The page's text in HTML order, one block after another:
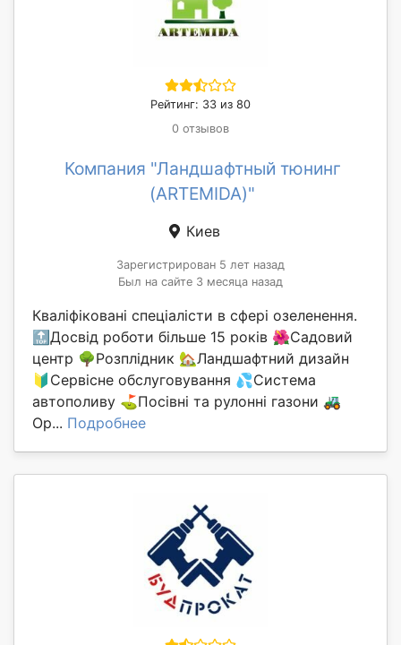
Рейтинг: 33 из 80
0 отзывов
Компания "Ландшафтный тюнинг
(ARTEMIDA)"
Киев
Зарегистрирован 5 лет назад
Был на сайте 3 месяца назад
Кваліфіковані спеціалісти в сфері озеленення.
🔝Досвід роботи більше 15 років 🌺Садовий
центр 🌳Розплідник 🏡Ландшафтний дизайн
🔰Сервісне обслуговування 💦Система
автополиву ⛳️Посівні та рулонні газони 🚜
Ор... Подробнее